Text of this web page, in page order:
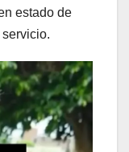
estado de